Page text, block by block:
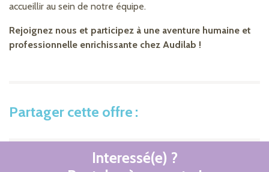
accueillir au sein de notre équipe.
Rejoignez nous et participez à une aventure humaine et
professionnelle enrichissante chez Audilab !
Partager cette offre
Interessé(e) ?